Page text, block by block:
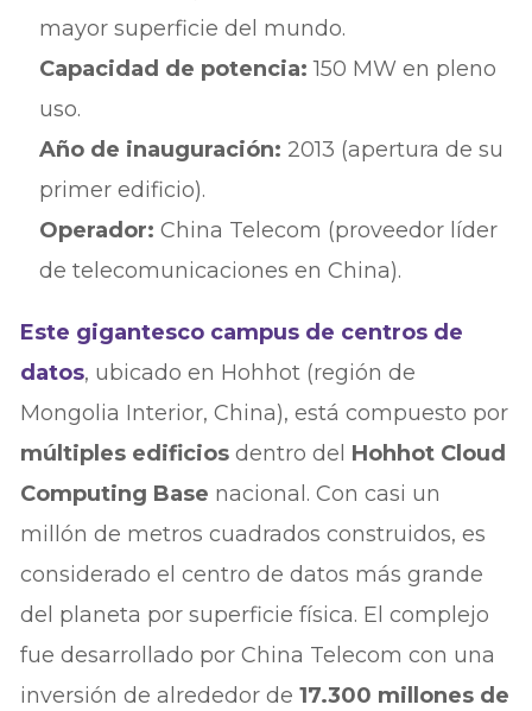
mayor superficie del mundo.
Capacidad de potencia: 150 MW en pleno
uso.
Año de inauguración: 2013 (apertura de su
primer edificio).
Operador: China Telecom (proveedor líder
de telecomunicaciones en China).
Este gigantesco campus de centros de
datos, ubicado en Hohhot (región de
Mongolia Interior, China), está compuesto por
múltiples edificios dentro del Hohhot Cloud
Computing Base nacional. Con casi un
millón de metros cuadrados construidos, es
considerado el centro de datos más grande
del planeta por superficie física. El complejo
fue desarrollado por China Telecom con una
inversión de alrededor de17.300 millones de